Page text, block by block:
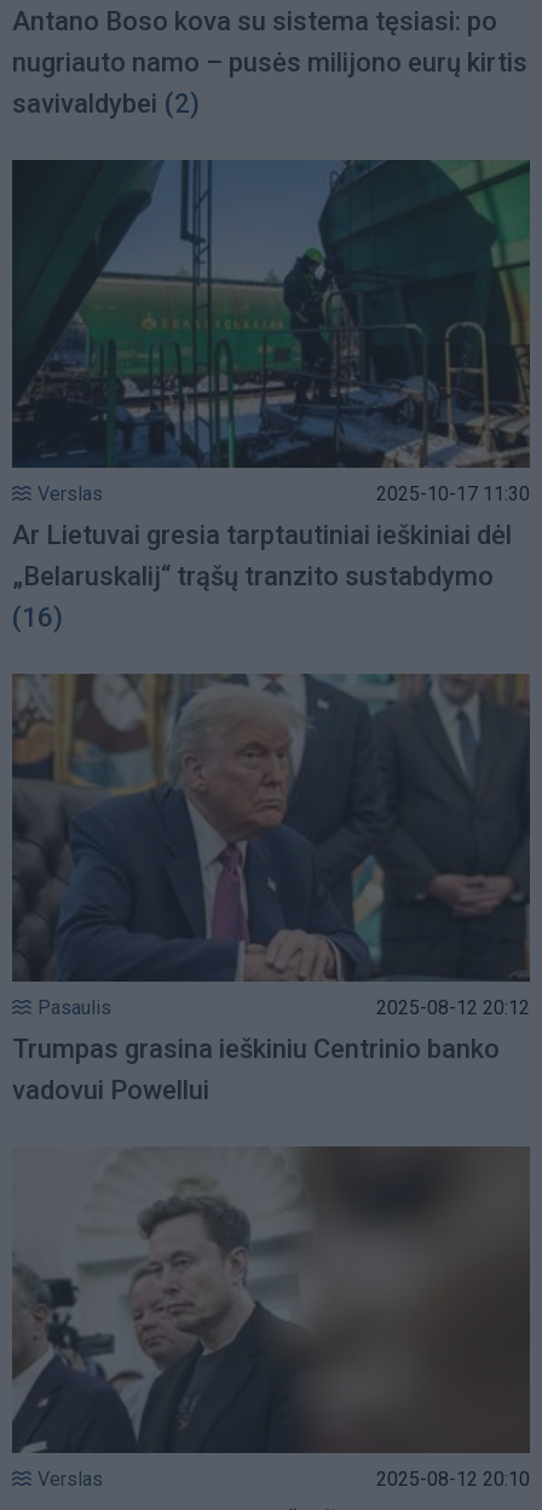
Antano Boso kova su sistema tęsiasi: po
nugriauto namo – pusės milijono eurų kirtis
savivaldybei (2)
Verslas 2025-10-17 11:30
Ar Lietuvai gresia tarptautiniai ieškiniai dėl
„Belaruskalij“ trąšų tranzito sustabdymo
(16)
Pasaulis 2025-08-12 20:12
Trumpas grasina ieškiniu Centrinio banko
vadovui Powellui
Verslas 2025-08-12 20:10